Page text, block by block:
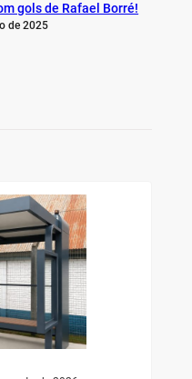
gols de Rafael Borré!
de 2025